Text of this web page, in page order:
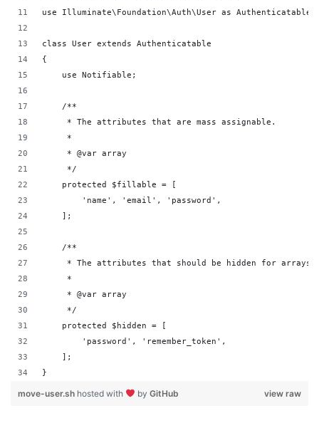
use Illuminate\Foundation\Auth\User as Authenticatable;
class User extends Authenticatable
{
    use Notifiable;
    /**
     * The attributes that are mass assignable.
     *
     * @var array
     */
    protected $fillable = [
        'name', 'email', 'password',
    ];
    /**
     * The attributes that should be hidden for arrays.
     *
     * @var array
     */
    protected $hidden = [
        'password', 'remember_token',
    ];
}
view raw
move-user.sh hosted with by GitHub